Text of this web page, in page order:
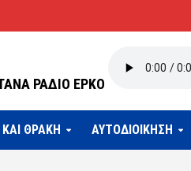
ΡΑΔΙΟ ΕΡΚΟ
ΘΡΑΚΗ ΑΥΤΟΔΙΟΙΚΗΣΗ